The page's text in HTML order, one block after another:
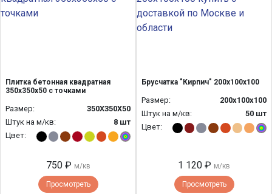
Плитка бетонная квадратная
350х350х50 с точками
Размер:
350Х350Х50
Штук на м/кв:
8 шт
Цвет:
750 ₽ м/кв
Просмотреть
Брусчатка "Кирпич" 200х100х100
Размер:
200х100х100
Штук на м/кв:
50 шт
Цвет:
1 120 ₽ м/кв
Просмотреть